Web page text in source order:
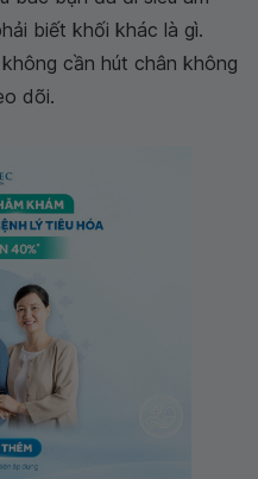
biết khối khác là gì.
cần hút chân không
dõi.